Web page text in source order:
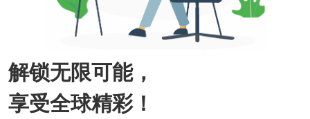
解锁无限可能，
享受全球精彩！